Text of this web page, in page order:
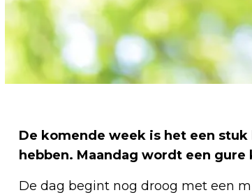
De komende week is het een
hebben. Maandag wordt een
De dag begint nog droog met een